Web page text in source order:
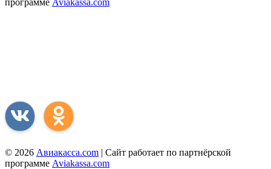
© 2026 Авиакасса.com | Сайт работает по партнёрской
программе Aviakassa.com